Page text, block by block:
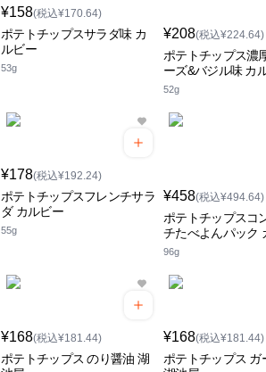
¥158(税込¥170.64)
ポテトチップスサラダ味 カ
ルビー
53g
¥208(税込¥224.64)
ポテトチップス濃
ーズ&バジル味 カ
52g
¥178(税込¥192.24)
ポテトチップスフレンチサラ
ダ カルビー
55g
¥458(税込¥494.64)
ポテトチップスコ
チたべよんパック
96g
¥168(税込¥181.44)
ポテトチップス のり醤油 湖
¥168(税込¥181.44)
ポテトチップス ガ